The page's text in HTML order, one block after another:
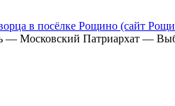
в посёлке Рощино (сайт
— Московский Патриархат —